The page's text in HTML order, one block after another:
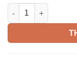
Cáp AXV/S